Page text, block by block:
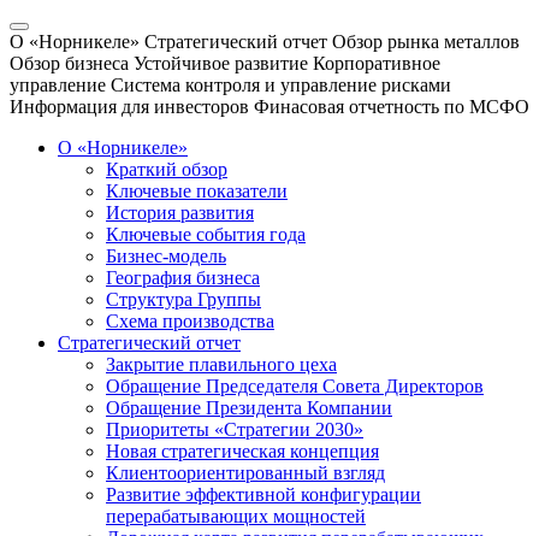
О «Норникеле» Стратегический отчет Обзор рынка металлов
Обзор бизнеса Устойчивое развитие Корпоративное
управление Система контроля и управление рисками
Информация для инвесторов Финасовая отчетность по МСФО
О «Норникеле»
Краткий обзор
Ключевые показатели
История развития
Ключевые события года
Бизнес-модель
География бизнеса
Структура Группы
Схема производства
Стратегический отчет
Закрытие плавильного цеха
Обращение Председателя Совета Директоров
Обращение Президента Компании
Приоритеты «Стратегии 2030»
Новая стратегическая концепция
Клиентоориентированный взгляд
Развитие эффективной конфигурации
перерабатывающих мощностей